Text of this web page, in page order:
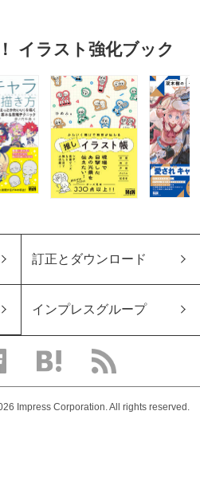
イラスト強化ブック
訂正とダウンロード
インプレスグループ
Impress Corporation. All rights reserved.